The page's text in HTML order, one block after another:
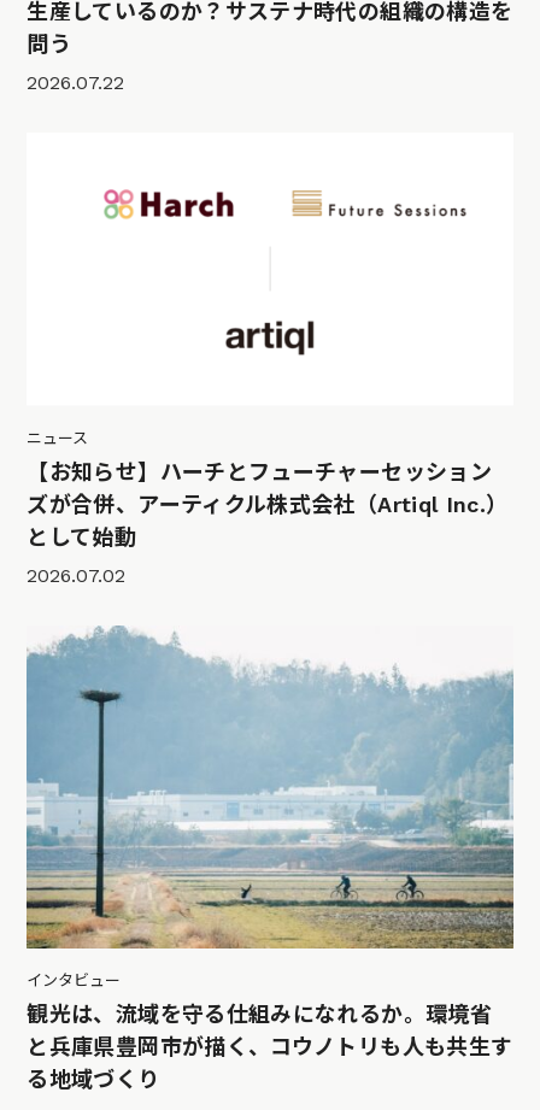
生産しているのか？サステナ時代の組織の構造を
問う
2026.07.22
ニュース
【お知らせ】ハーチとフューチャーセッション
ズが合併、アーティクル株式会社（Artiql Inc.）
として始動
2026.07.02
インタビュー
観光は、流域を守る仕組みになれるか。環境省
と兵庫県豊岡市が描く、コウノトリも人も共生す
る地域づくり